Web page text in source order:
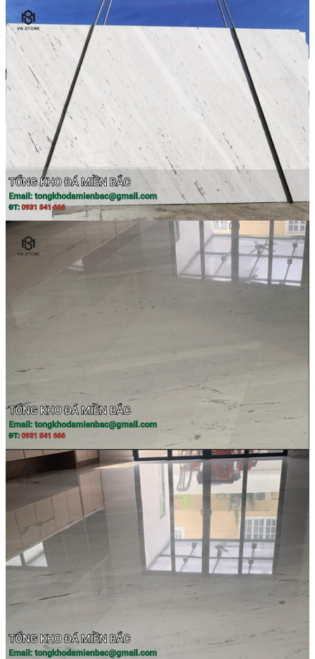
Đá Ốp
Đá Ốp Bàn Bếp Nhân Tạo​
Đá Ốp Mộ
Đá Ốp Cột
Đá Ốp Thang Máy
Đá Ốp Bếp
Đá Ốp Bếp Tự Nhiên
Tranh đá
Tranh Đá Marble Đối Xứng
Tranh Đá Thạch Anh Đối Xứng
Tranh Đá Sơn Thủy Xuyên Sáng
Tranh Đá Granite Đối Xứng
Tranh Đá Xuyên Sáng Onyx
Mặt Bàn Lavabo Đá
Đá Bàn Bếp Cao Cấp
Đá Ốp Bếp Tự Nhiên
Các Loại Đá Khác
Kính Màu Ốp Bếp
Mặt Hàng nhập khẩu Container
Vách Tivi ỐP Đá Cao Cấp
Đá Mosaic
Đá Limestone
Đá Onyx
Đá Ốp Mặt Tiền